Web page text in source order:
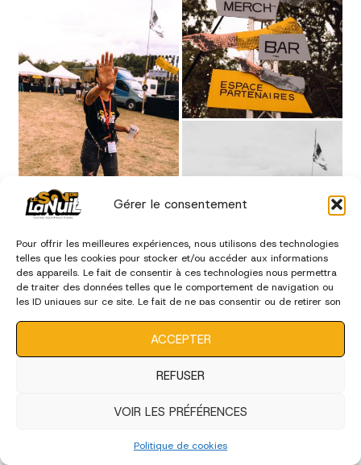
Gérer le consentement
Pour offrir les meilleures expériences, nous utilisons des technologies
telles que les cookies pour stocker et/ou accéder aux informations
des appareils. Le fait de consentir à ces technologies nous permettra
de traiter des données telles que le comportement de navigation ou
les ID uniques sur ce site. Le fait de ne pas consentir ou de retirer son
ACCEPTER
REFUSER
VOIR LES PRÉFÉRENCES
Politique de cookies